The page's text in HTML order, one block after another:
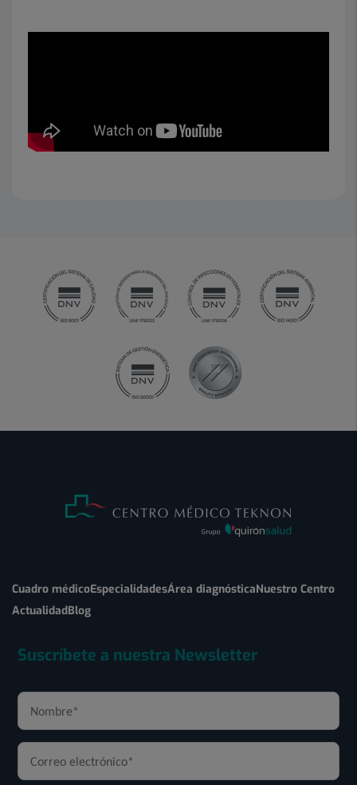
Cuadro médicoEspecialidadesÁrea diagnósticaNuestro Centro
ActualidadBlog
Suscríbete a nuestra Newsletter